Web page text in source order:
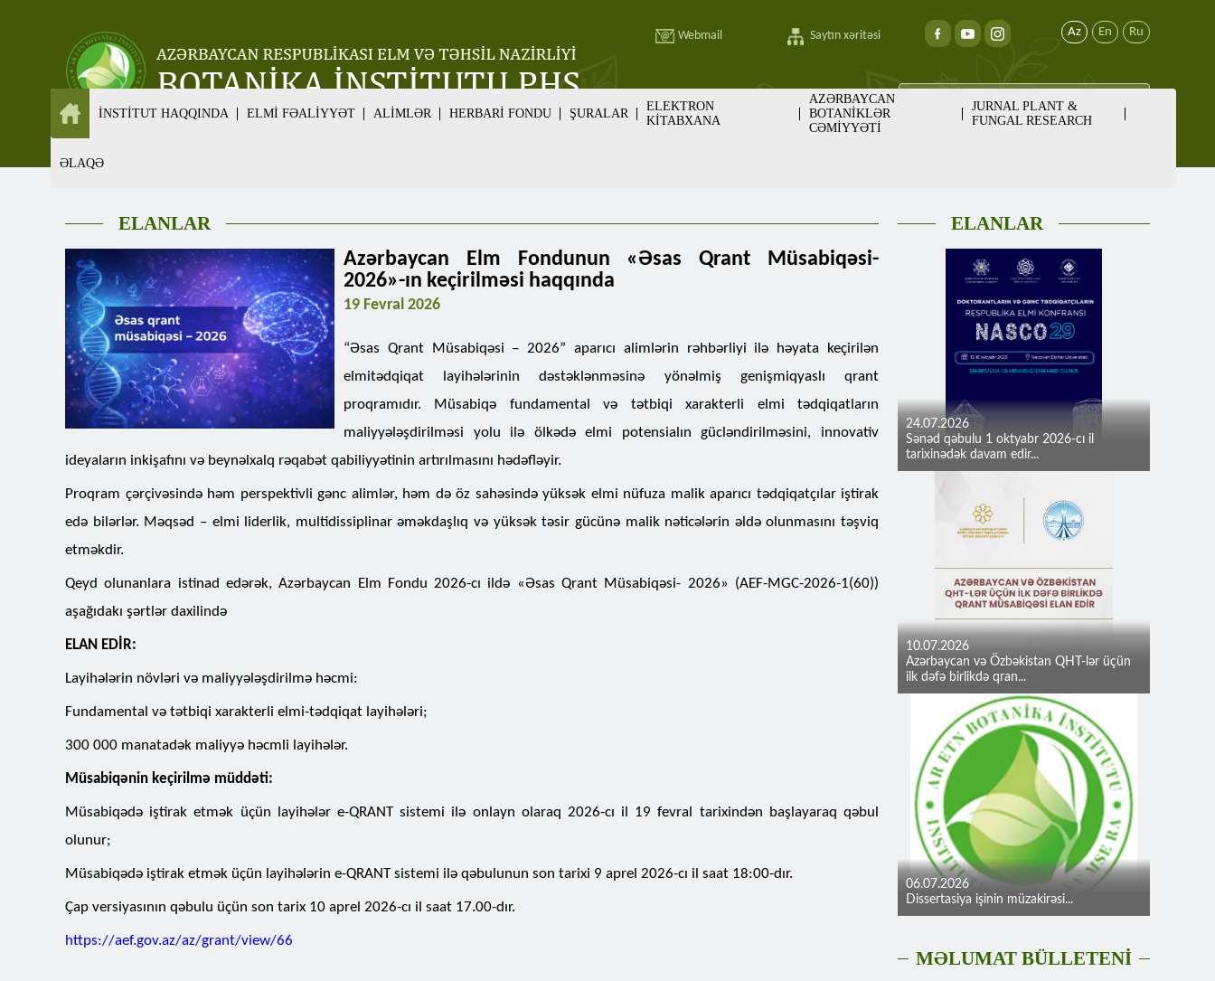
Webmail Saytın xəritəsi Az En Ru
İNSTİTUT HAQQINDA ELMİ FƏALİYYƏT ALİMLƏR HERBARİ FONDU ŞURALAR
ELEKTRON
KİTABXANA
AZƏRBAYCAN
BOTANİKLƏR
CƏMİYYƏTİ
JURNAL PLANT &
FUNGAL RESEARCH
ƏLAQƏ
ELANLAR
Azərbaycan Elm Fondunun «Əsas Qrant Müsabiqəsi-
2026»-ın keçirilməsi haqqında
19 Fevral 2026
“Əsas Qrant Müsabiqəsi – 2026” aparıcı alimlərin rəhbərliyi ilə həyata keçirilən
elmitədqiqat layihələrinin dəstəklənməsinə yönəlmiş genişmiqyaslı qrant
proqramıdır. Müsabiqə fundamental və tətbiqi xarakterli elmi tədqiqatların
maliyyələşdirilməsi yolu ilə ölkədə elmi potensialın gücləndirilməsini, innovativ
ideyaların inkişafını və beynəlxalq rəqabət qabiliyyətinin artırılmasını hədəfləyir.
Proqram çərçivəsində həm perspektivli gənc alimlər, həm də öz sahəsində yüksək elmi nüfuza malik aparıcı tədqiqatçılar iştirak
edə bilərlər. Məqsəd – elmi liderlik, multidissiplinar əməkdaşlıq və yüksək təsir gücünə malik nəticələrin əldə olunmasını təşviq
etməkdir.
Qeyd olunanlara istinad edərək, Azərbaycan Elm Fondu 2026-cı ildə «Əsas Qrant Müsabiqəsi- 2026» (AEF-MGC-2026-1(60))
aşağıdakı şərtlər daxilində
ELAN EDİR:
Layihələrin növləri və maliyyələşdirilmə həcmi:
Fundamental və tətbiqi xarakterli elmi-tədqiqat layihələri;
300 000 manatadək maliyyə həcmli layihələr.
Müsabiqənin keçirilmə müddəti:
Müsabiqədə iştirak etmək üçün layihələr e-QRANT sistemi ilə onlayn olaraq 2026-cı il 19 fevral tarixindən başlayaraq qəbul
olunur;
Müsabiqədə iştirak etmək üçün layihələrin e-QRANT sistemi ilə qəbulunun son tarixi 9 aprel 2026-cı il saat 18:00-dır.
Çap versiyasının qəbulu üçün son tarix 10 aprel 2026-cı il saat 17.00-dır.
https://aef.gov.az/az/grant/view/66
ELANLAR
24.07.2026
Sənəd qəbulu 1 oktyabr 2026-cı il
tarixinədək davam edir...
10.07.2026
Azərbaycan və Özbəkistan QHT-lər üçün
ilk dəfə birlikdə qran...
06.07.2026
Dissertasiya işinin müzakirəsi...
MƏLUMAT BÜLLETENİ